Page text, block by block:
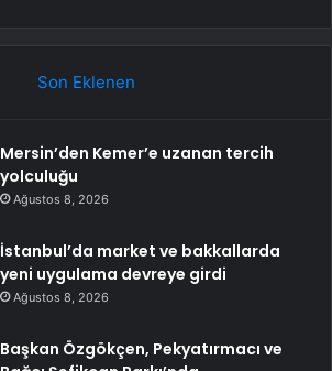
Son Eklenen
Mersin’den Kemer’e uzanan tercih
yolculuğu
Ağustos 8, 2026
İstanbul’da market ve bakkallarda
yeni uygulama devreye girdi
Ağustos 8, 2026
Başkan Özgökçen, Pekyatırmacı ve